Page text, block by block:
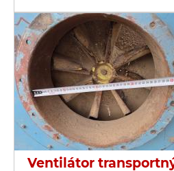
Ventilátor